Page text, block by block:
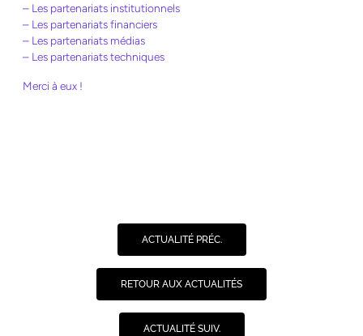
– Les partenariats institutionnels
– Les partenariats financiers
– Les partenariats médias
– Les partenariats techniques
Merci à eux !
ACTUALITÉ PRÉC.
RETOUR AUX ACTUALITÉS
ACTUALITÉ SUIV.